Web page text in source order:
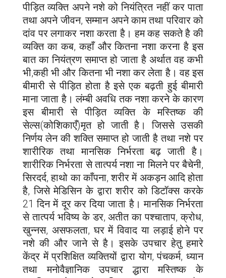
पीड़ित व्यक्ति अपने नशे को नियंत्रित नहीं कर पाता
तथा अपने जीवन, सम्मान अपने काम तथा परिवार को
दांव पर लगाकर नशा करता है। हम कह सकते है की
व्यक्ति का कब, कहाँ और कितना नशा करना है इस
बात का नियंत्रण समाप्त हो जाता है अर्थात वह कभी
भी,कही भी और कितना भी नशा कर लेता है। वह इस
बीमारी से पीड़ित होता है इसे एक बढ़ती हुई बीमारी
माना जाता है। लंम्बी अवधि तक नशा करने के कारण
इस बीमारी से पीड़ित व्यक्ति के मस्तिष्क की
सेल्स(कोशिकाएँ)मृत हो जाती है। जिससे उसकी
निर्णय लेन की शक्ति समाप्त हो जाती है तथा नशे पर
शारीरिक तथा मानसिक निर्भरता बढ़ जाती है।
शारीरिक निर्भरता से तात्पर्य नशा ना मिलने पर बैचेनी,
सिरदर्द, हाथो का काँपना, शरीर में अकड़न आदि होता
है, जिसे मेडिसिन के द्वारा शरीर को डिटॉक्स करके
21 दिन में दूर कर दिया जाता है। मानसिक निर्भरता
से तात्पर्य भविष्य के डर, अतीत का पश्चाताप, क्रोध,
खुन्नस, असफलता, घर में विवाद या लड़ाई होने पर
नशे की और जाने से है। इसके उपचार हेतु हमारे
केंद्र में प्रशिक्षित व्यक्तियों द्वारा योग, पंचकर्म, ध्यान
तथा मनोवैज्ञानिक उपचार द्धारा मस्तिष्क के